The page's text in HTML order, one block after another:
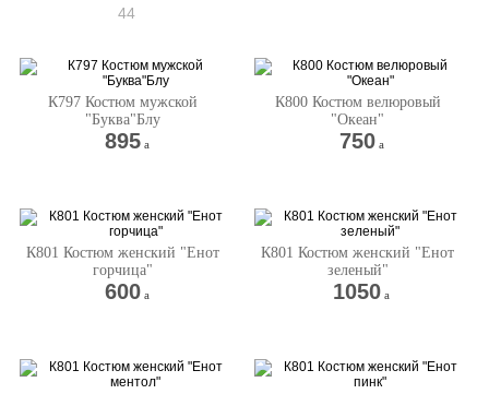
44
К797 Костюм мужской
"Буква"Блу
895 a
К800 Костюм велюровый
"Океан"
750 a
К801 Костюм женский "Енот
горчица"
600 a
К801 Костюм женский "Енот
зеленый"
1050 a